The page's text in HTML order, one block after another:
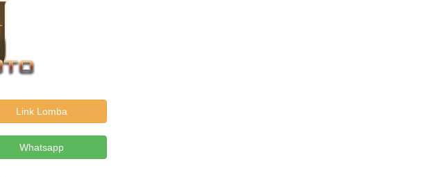
Link Lomba
Whatsapp